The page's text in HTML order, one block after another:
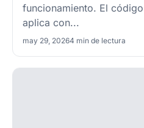
funcionamiento. El
aplica con...
may 29, 20264 min de lectura